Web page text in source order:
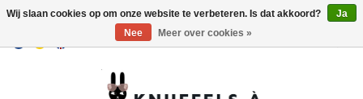
USD
Wij slaan cookies op om onze website te verbeteren. Is dat akkoord?
Ja
Nee
Meer over cookies »